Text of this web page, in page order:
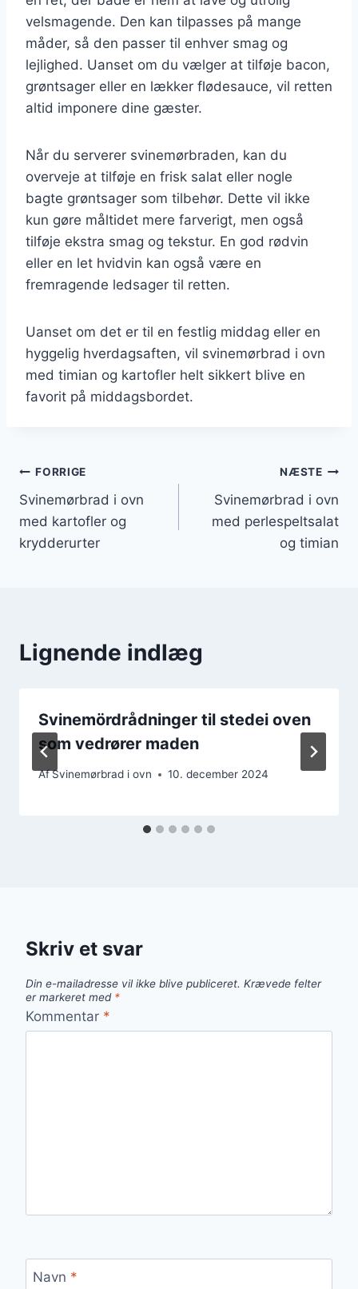
velsmagende. Den kan tilpasses på mange
måder, så den passer til enhver smag og
lejlighed. Uanset om du vælger at tilføje bacon,
grøntsager eller en lækker flødesauce, vil retten
altid imponere dine gæster.
Når du serverer svinemørbraden, kan du
overveje at tilføje en frisk salat eller nogle
bagte grøntsager som tilbehør. Dette vil ikke
kun gøre måltidet mere farverigt, men også
tilføje ekstra smag og tekstur. En god rødvin
eller en let hvidvin kan også være en
fremragende ledsager til retten.
Uanset om det er til en festlig middag eller en
hyggelig hverdagsaften, vil svinemørbrad i ovn
med timian og kartofler helt sikkert blive en
favorit på middagsbordet.
Indlægsnavigation
FORRIGE
Svinemørbrad i ovn
med kartofler og
krydderurter
NÆSTE
Svinemørbrad i ovn
med perlespeltsalat
og timian
Lignende indlæg
Svinemördrådninger til stedei oven
som vedrører maden
AfSvinemørbrad i ovn 10. december 2024
Skriv et svar
Din e-mailadresse vil ikke blive publiceret. Krævede felter
er markeret med *
Kommentar *
Navn *